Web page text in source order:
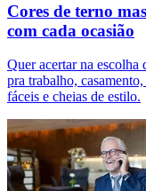
Cores de terno
com cada ocasião
Quer acertar na escolha
pra trabalho,
fáceis e cheias de estilo.